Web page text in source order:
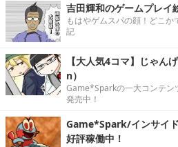
吉田輝和のゲームプレイ
もはやゲムスパの顔！どこ
記
【大人気4コマ】じゃ
n）
Game*Sparkの一大コンテン
発売中！
Game*Spark/インサイ
好評稼働中！